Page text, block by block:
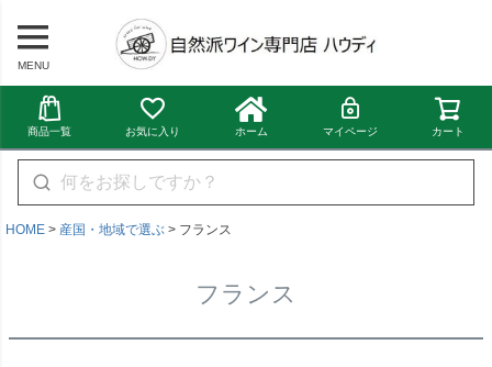
MENU
商品一覧 お気に入り ホーム マイページ カート
HOME 産国・地域で選ぶ フランス
フランス